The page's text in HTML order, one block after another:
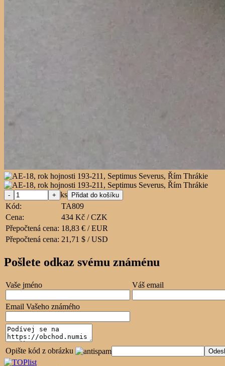
ks
Kód:
TA809
Cena:
434 Kč / CZK
Přepočtená cena: 18,83 € / EUR
Přepočtená cena: 21,71 $ / USD
Pošlete odkaz svému známénu
Vaše jméno Váš email
Email Vašeho známého
Opište kód z obrázku